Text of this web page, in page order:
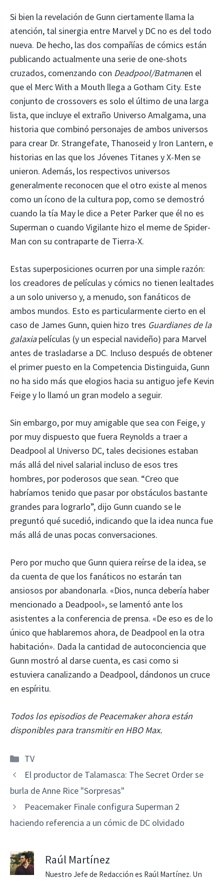
Si bien la revelación de Gunn ciertamente llama la
atención, tal sinergia entre Marvel y DC no es del todo
nueva. De hecho, las dos compañías de cómics están
publicando actualmente una serie de one-shots
cruzados, comenzando con Deadpool/Batmanen el
que el Merc With a Mouth llega a Gotham City. Este
conjunto de crossovers es solo el último de una larga
lista, que incluye el extraño Universo Amalgama, una
historia que combinó personajes de ambos universos
para crear Dr. Strangefate, Thanoseid y Iron Lantern, e
historias en las que los Jóvenes Titanes y X-Men se
unieron. Además, los respectivos universos
generalmente reconocen que el otro existe al menos
como un ícono de la cultura pop, como se demostró
cuando la tía May le dice a Peter Parker que él no es
Superman o cuando Vigilante hizo el meme de Spider-
Man con su contraparte de Tierra-X.
Estas superposiciones ocurren por una simple razón:
los creadores de películas y cómics no tienen lealtades
a un solo universo y, a menudo, son fanáticos de
ambos mundos. Esto es particularmente cierto en el
caso de James Gunn, quien hizo tres Guardianes de la
galaxiapelículas (y un especial navideño) para Marvel
antes de trasladarse a DC. Incluso después de obtener
el primer puesto en la Competencia Distinguida, Gunn
no ha sido más que elogios hacia su antiguo jefe Kevin
Feige y lo llamó un gran modelo a seguir.
Sin embargo, por muy amigable que sea con Feige, y
por muy dispuesto que fuera Reynolds a traer a
Deadpool al Universo DC, tales decisiones estaban
más allá del nivel salarial incluso de esos tres
hombres, por poderosos que sean. “Creo que
habríamos tenido que pasar por obstáculos bastante
grandes para lograrlo”, dijo Gunn cuando se le
preguntó qué sucedió, indicando que la idea nunca fue
más allá de unas pocas conversaciones.
Pero por mucho que Gunn quiera reírse de la idea, se
da cuenta de que los fanáticos no estarán tan
ansiosos por abandonarla. «Dios, nunca debería haber
mencionado a Deadpool», se lamentó ante los
asistentes a la conferencia de prensa. «De eso es de lo
único que hablaremos ahora, de Deadpool en la otra
habitación». Dada la cantidad de autoconciencia que
Gunn mostró al darse cuenta, es casi como si
estuviera canalizando a Deadpool, dándonos un cruce
en espíritu.
Todos los episodios de Peacemaker ahora están
disponibles para transmitir en HBO Max.
Categorías
TV
El productor de Talamasca: The Secret Order se
burla de Anne Rice "Sorpresas"
Peacemaker Finale configura Superman 2
haciendo referencia a un cómic de DC olvidado
Raúl Martínez
Nuestro Jefe de Redacción es Raúl Martínez. Un